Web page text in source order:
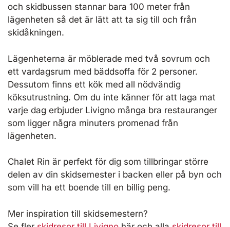
och skidbussen stannar bara 100 meter från
lägenheten så det är lätt att ta sig till och från
skidåkningen.
Lägenheterna är möblerade med två sovrum och
ett vardagsrum med bäddsoffa för 2 personer.
Dessutom finns ett kök med all nödvändig
köksutrustning. Om du inte känner för att laga mat
varje dag erbjuder Livigno många bra restauranger
som ligger några minuters promenad från
lägenheten.
Chalet Rin är perfekt för dig som tillbringar större
delen av din skidsemester i backen eller på byn och
som vill ha ett boende till en billig peng.
Mer inspiration till skidsemestern?